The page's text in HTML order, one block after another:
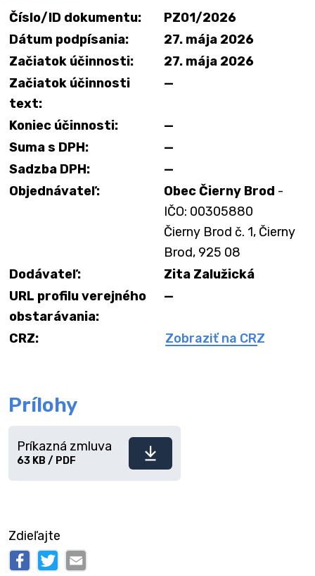
Číslo/ID dokumentu:
PZ01/2026
Dátum podpísania:
27. mája 2026
Začiatok účinnosti:
27. mája 2026
Začiatok účinnosti
text:
—
Koniec účinnosti:
—
Suma s DPH:
—
Sadzba DPH:
—
Objednávateľ:
Obec Čierny Brod -
IČO: 00305880
Čierny Brod č. 1, Čierny
Brod, 925 08
Dodávateľ:
Zita Zalužická
URL profilu verejného
obstarávania:
—
CRZ: Zobraziť na CRZ
Prílohy
Stiahnuť
Príkazná zmluva
63 KB / PDF
Zdieľajte